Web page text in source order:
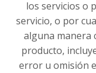
los servicios o
servicio, o por
alguna manera
producto,
error u omisión